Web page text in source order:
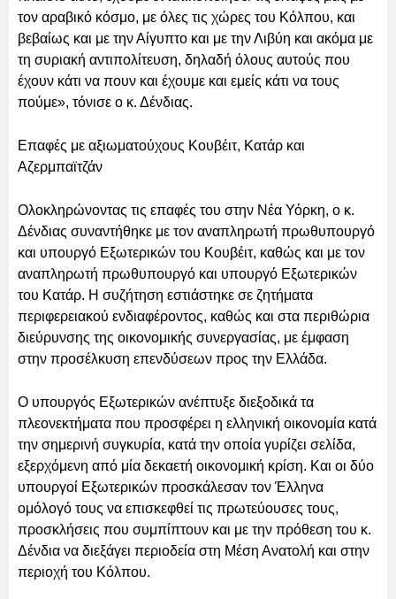
τον αραβικό κόσμο, με όλες τις χώρες του Κόλπου, και
βεβαίως και με την Αίγυπτο και με την Λιβύη και ακόμα με
τη συριακή αντιπολίτευση, δηλαδή όλους αυτούς που
έχουν κάτι να πουν και έχουμε και εμείς κάτι να τους
πούμε», τόνισε ο κ. Δένδιας.
Επαφές με αξιωματούχους Κουβέιτ, Κατάρ και
Αζερμπαϊτζάν
Ολοκληρώνοντας τις επαφές του στην Νέα Υόρκη, ο κ.
Δένδιας συναντήθηκε με τον αναπληρωτή πρωθυπουργό
και υπουργό Εξωτερικών του Κουβέιτ, καθώς και με τον
αναπληρωτή πρωθυπουργό και υπουργό Εξωτερικών
του Κατάρ. Η συζήτηση εστιάστηκε σε ζητήματα
περιφερειακού ενδιαφέροντος, καθώς και στα περιθώρια
διεύρυνσης της οικονομικής συνεργασίας, με έμφαση
στην προσέλκυση επενδύσεων προς την Ελλάδα.
Ο υπουργός Εξωτερικών ανέπτυξε διεξοδικά τα
πλεονεκτήματα που προσφέρει η ελληνική οικονομία κατά
την σημερινή συγκυρία, κατά την οποία γυρίζει σελίδα,
εξερχόμενη από μία δεκαετή οικονομική κρίση. Και οι δύο
υπουργοί Εξωτερικών προσκάλεσαν τον Έλληνα
ομόλογό τους να επισκεφθεί τις πρωτεύουσες τους,
προσκλήσεις που συμπίπτουν και με την πρόθεση του κ.
Δένδια να διεξάγει περιοδεία στη Μέση Ανατολή και στην
περιοχή του Κόλπου.